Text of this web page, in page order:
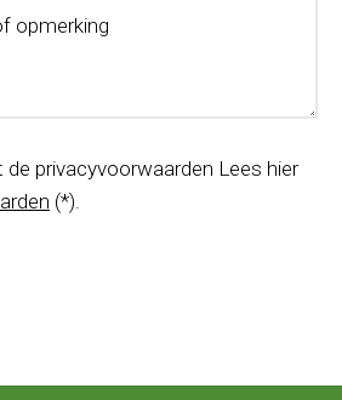
de privacyvoorwaarden Lees hier
(*).